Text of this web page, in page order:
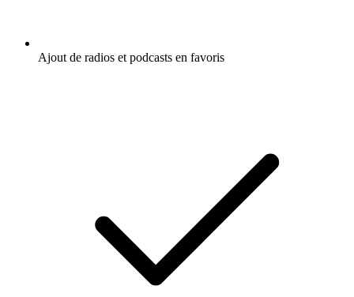
Ajout de radios et podcasts en favoris